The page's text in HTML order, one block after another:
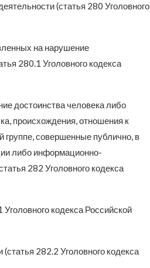
(статья 280 Уголовного
на нарушение
280.1 Уголовного кодекса
достоинства человека либо
происхождения, отношения к
группе, совершенные публично, в
либо информационно-
282 Уголовного кодекса
кодекса Российской
282.2 Уголовного кодекса